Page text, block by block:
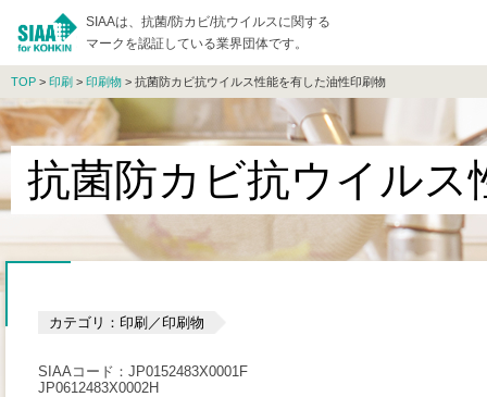
SIAAは、抗菌/防カビ/抗ウイルスに関する
マークを認証している業界団体です。
TOP > 印刷 > 印刷物 > 抗菌防カビ抗ウイルス性能を有した油性印刷物
抗菌防カビ抗ウイルス
カテゴリ：印刷／印刷物
SIAAコード：JP0152483X0001F
JP0612483X0002H